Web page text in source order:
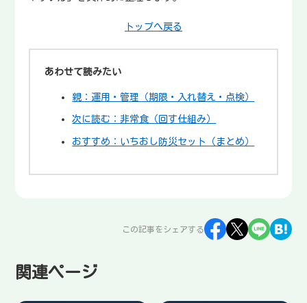
トップへ戻る
あわせて読みたい
親：運用・管理（期限・入れ替え・点検）
次に読む：非常食（回す仕組み）
おすすめ：いちおし防災セット（まとめ）
この記事をシェアする
関連ページ